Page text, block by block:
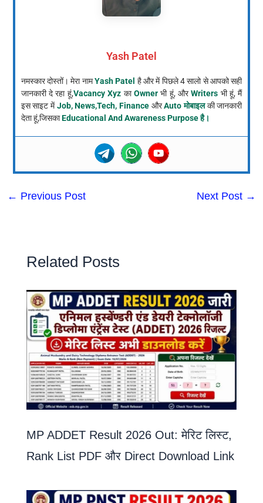
Yash Patel
नमस्कार दोस्तों। मेरा नामYash Patel है और में पिछले 4 सालो से आपको सही
जानकारी दे रहा हूं,Vacancy Xyz काOwnerभी हूं, औरWriters भी हूं, मैं
इस साइट मेंJob, News,Tech, Finance औरAuto मोबाइलकी जानकारी
देता हूं,जिसकाEducational And Awareness Purpose है।
← Previous Post Next Post →
Related Posts
MP ADDET Result 2026 Out: मेरिट लिस्ट,
Rank List PDF और Direct Download Link